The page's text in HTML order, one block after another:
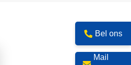
Bel ons
Mail